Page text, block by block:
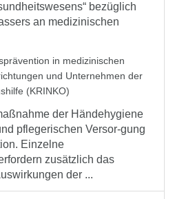
bezüglich
an medizinischen
in medizinischen
und Unternehmen der
(KRINKO)
der Händehygiene
pflegerischen Versor-gung
Einzelne
zusätzlich das
der ...